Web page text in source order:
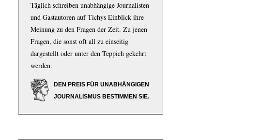
Täglich schreiben unabhängige Journalisten
und Gastautoren auf Tichys Einblick ihre
Meinung zu den Fragen der Zeit. Zu jenen
Fragen, die sonst oft all zu einseitig
dargestellt oder unter den Teppich gekehrt
werden.
DEN PREIS FÜR UNABHÄNGIGEN
JOURNALISMUS BESTIMMEN SIE.